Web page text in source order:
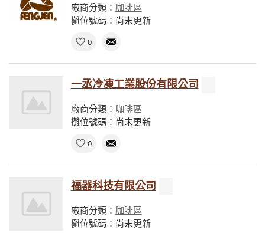
廠商分類： 咖啡區
攤位號碼：尚未更新
0
一丞冷凍工業股份有限公司
廠商分類： 咖啡區
攤位號碼：尚未更新
0
福器科技有限公司
廠商分類： 咖啡區
攤位號碼：尚未更新